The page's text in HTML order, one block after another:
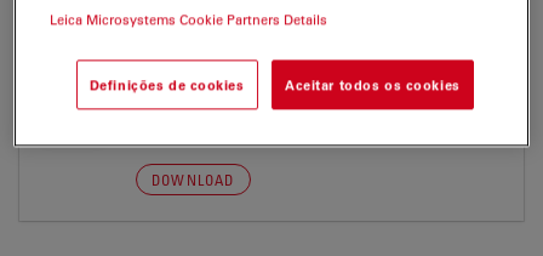
Microscopy C.Elegans lowres JP
DOWNLOAD
Leica Microsystems Cookie Partners Details
Definições de cookies Aceitar todos os cookies